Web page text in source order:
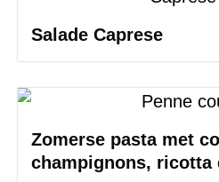
Salade Caprese
Zomerse pasta met
champignons, ricotta